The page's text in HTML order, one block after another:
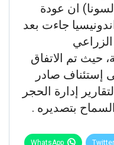
ان عودة
جاءت بعد
حيث تم الاتفاق
إستئناف صادر
إدارة الحجر
السماح بتصديره .
Twitter
WhatsApp